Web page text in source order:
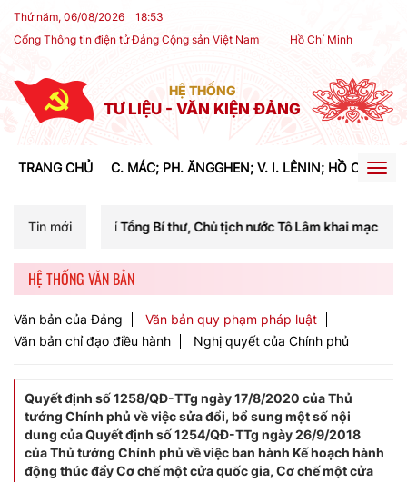
Thứ năm, 06/08/2026 18:53
Cổng Thông tin điện tử Đảng Cộng sản Việt Nam
Hồ Chí Minh
HỆ THỐNG
TƯ LIỆU - VĂN KIỆN ĐẢNG
TRANG CHỦ C. MÁC; PH. ĂNGGHEN; V. I. LÊNIN; HỒ CHÍ
Tin mới
Tổng Bí thư, Chủ tịch nước Tô Lâm khai mạc Hội nghị Trung ương
HỆ THỐNG VĂN BẢN
Văn bản của Đảng
Văn bản quy phạm pháp luật
Văn bản chỉ đạo điều hành
Nghị quyết của Chính phủ
Quyết định số 1258/QĐ-TTg ngày 17/8/2020 của Thủ
tướng Chính phủ về việc sửa đổi, bổ sung một số nội
dung của Quyết định số 1254/QĐ-TTg ngày 26/9/2018
của Thủ tướng Chính phủ về việc ban hành Kế hoạch hành
động thúc đẩy Cơ chế một cửa quốc gia, Cơ chế một cửa